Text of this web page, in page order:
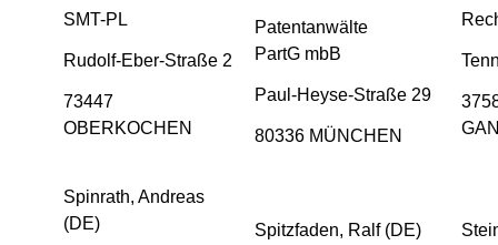
SMT-PL
Rudolf-Eber-Straße 2
73447
OBERKOCHEN
Patentanwälte
PartG mbB
Paul-Heyse-Straße 29
80336 MÜNCHEN
Spinrath, Andreas
(DE)
Spitzfaden, Ralf (DE)